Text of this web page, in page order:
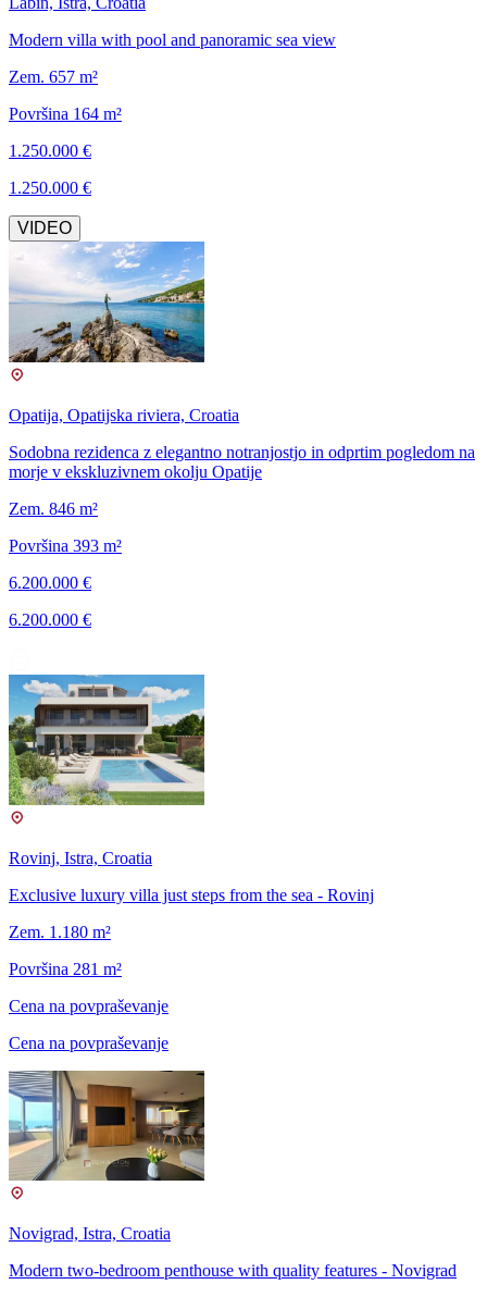
Modern villa with pool and panoramic sea view
Zem. 657 m²
Površina 164 m²
1.250.000 €
1.250.000 €
VIDEO
Opatija, Opatijska riviera, Croatia
Sodobna rezidenca z elegantno notranjostjo in odprtim pogledom na
morje v ekskluzivnem okolju Opatije
Zem. 846 m²
Površina 393 m²
6.200.000 €
6.200.000 €
Rovinj, Istra, Croatia
Exclusive luxury villa just steps from the sea - Rovinj
Zem. 1.180 m²
Površina 281 m²
Cena na povpraševanje
Cena na povpraševanje
Novigrad, Istra, Croatia
Modern two-bedroom penthouse with quality features - Novigrad